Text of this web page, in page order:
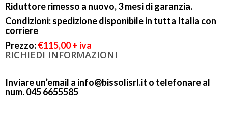
Riduttore rimesso a nuovo, 3 mesi di garanzia.
Condizioni: spedizione disponibile in tutta Italia con
corriere
Prezzo:€115,00 + iva
RICHIEDI INFORMAZIONI
Inviare un’email a info@bissolisrl.it o telefonare al
num. 045 6655585